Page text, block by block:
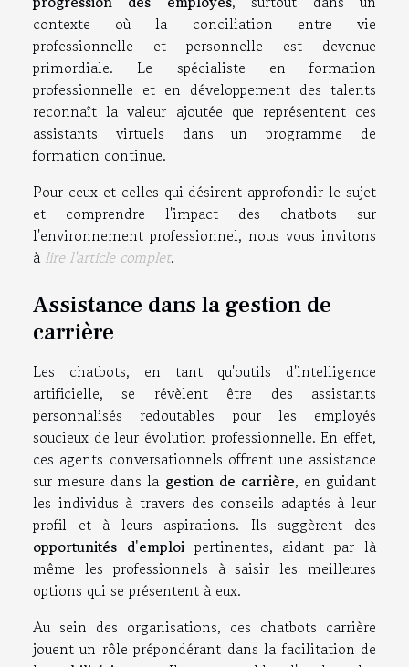
contexte où la conciliation entre vie
professionnelle et personnelle est devenue
primordiale. Le spécialiste en formation
professionnelle et en développement des talents
reconnaît la valeur ajoutée que représentent ces
assistants virtuels dans un programme de
formation continue.
Pour ceux et celles qui désirent approfondir le sujet
et comprendre l'impact des chatbots sur
l'environnement professionnel, nous vous invitons
à lire l'article complet.
Assistance dans la gestion de
carrière
Les chatbots, en tant qu'outils d'intelligence
artificielle, se révèlent être des assistants
personnalisés redoutables pour les employés
soucieux de leur évolution professionnelle. En effet,
ces agents conversationnels offrent une assistance
sur mesure dans la gestion de carrière, en guidant
les individus à travers des conseils adaptés à leur
profil et à leurs aspirations. Ils suggèrent des
opportunités d'emploipertinentes, aidant par là
même les professionnels à saisir les meilleures
options qui se présentent à eux.
Au sein des organisations, ces chatbots carrière
jouent un rôle prépondérant dans la facilitation de